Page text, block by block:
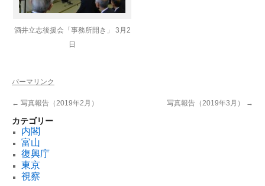
酒井立志後援会「事務所開き」 3月2
日
パーマリンク
← 写真報告（2019年2月） 写真報告（2019年3月） →
カテゴリー
内閣
富山
復興庁
東京
視察